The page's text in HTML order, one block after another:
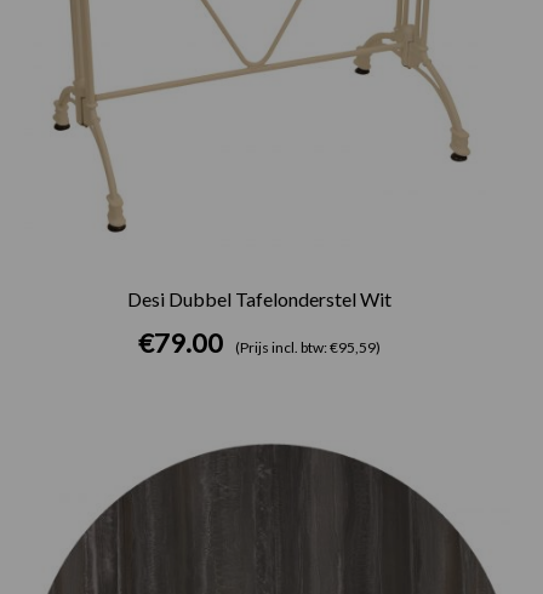
Desi Dubbel Tafelonderstel Wit
€79.00 (Prijs incl. btw: €95,59)
Prijsklasse:
€75.00